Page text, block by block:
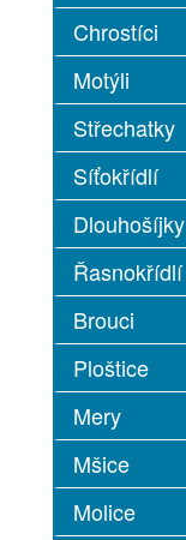
Chrostíci
Motýli
Střechatky
Síťokřídlí
Dlouhošíjky
Řasnokřídlí
Brouci
Ploštice
Mery
Mšice
Molice